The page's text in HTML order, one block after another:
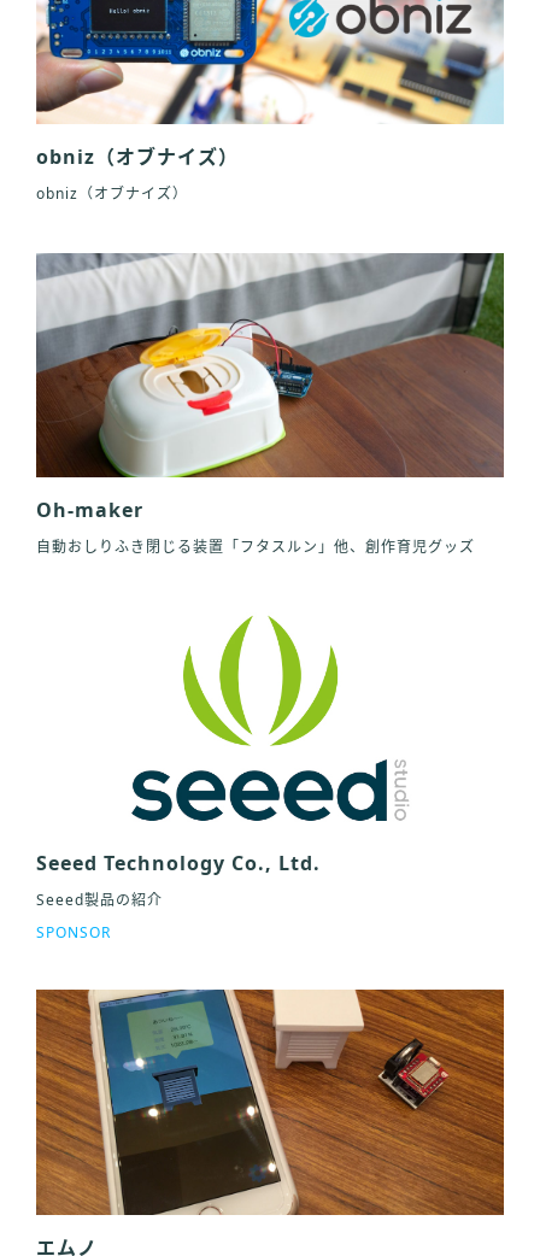
obniz（オブナイズ）
obniz（オブナイズ）
Oh-maker
自動おしりふき閉じる装置「フタスルン」他、創作育児グッズ
Seeed Technology Co., Ltd.
Seeed製品の紹介
SPONSOR
エムノ